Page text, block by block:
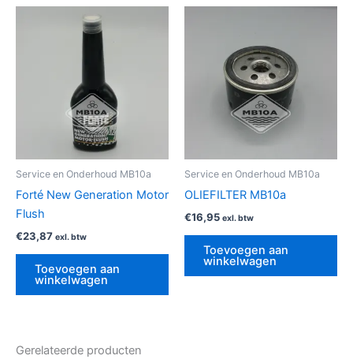
Service en Onderhoud MB10a
Forté New Generation Motor
Flush
€23,87 exl. btw
Toevoegen aan
winkelwagen
Service en Onderhoud MB10a
OLIEFILTER MB10a
€16,95 exl. btw
Toevoegen aan
winkelwagen
Gerelateerde producten